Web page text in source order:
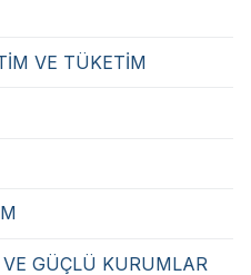
VE TÜKETİM
GÜÇLÜ KURUMLAR